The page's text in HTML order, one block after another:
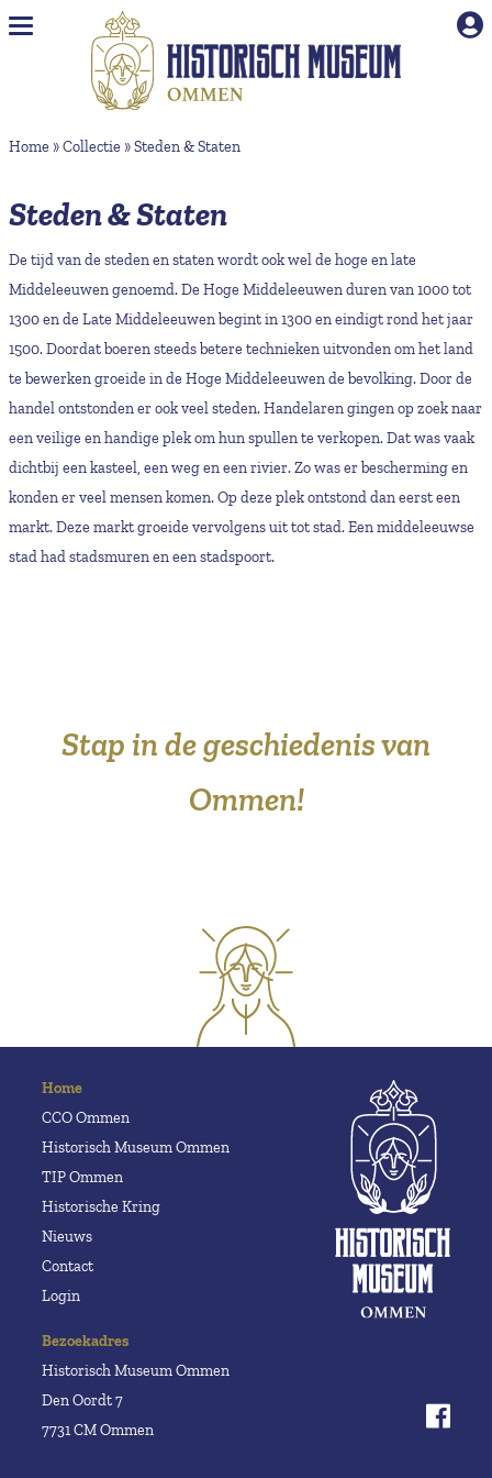
Naar hoofdinhoud
Home »Collectie »Steden & Staten
Steden & Staten
De tijd van de steden en staten wordt ook wel de hoge en late
Middeleeuwen genoemd. De Hoge Middeleeuwen duren van 1000 tot
1300 en de Late Middeleeuwen begint in 1300 en eindigt rond het jaar
1500. Doordat boeren steeds betere technieken uitvonden om het land
te bewerken groeide in de Hoge Middeleeuwen de bevolking. Door de
handel ontstonden er ook veel steden. Handelaren gingen op zoek naar
een veilige en handige plek om hun spullen te verkopen. Dat was vaak
dichtbij een kasteel, een weg en een rivier. Zo was er bescherming en
konden er veel mensen komen. Op deze plek ontstond dan eerst een
markt. Deze markt groeide vervolgens uit tot stad. Een middeleeuwse
stad had stadsmuren en een stadspoort.
Stap in de geschiedenis van
Ommen!
Bezoekadres
Historisch Museum Ommen
Den Oordt 7
7731 CM Ommen
Home
CCO Ommen
Historisch Museum Ommen
TIP Ommen
Historische Kring
Nieuws
Contact
Login